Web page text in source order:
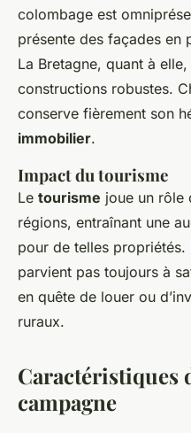
colombage est
présente des façades en
La Bretagne, quant à
constructions robustes.
conserve fièrement son
immobilier.
Impact du tourisme
Le tourisme joue un rôle
régions, entraînant une
pour de telles propriétés.
parvient pas toujours à
en quête de louer ou
ruraux.
Caractéristiques
campagne